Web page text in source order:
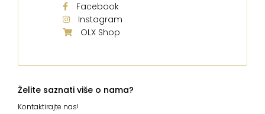
Facebook
Instagram
OLX Shop
Želite saznati više o nama?
Kontaktirajte nas!